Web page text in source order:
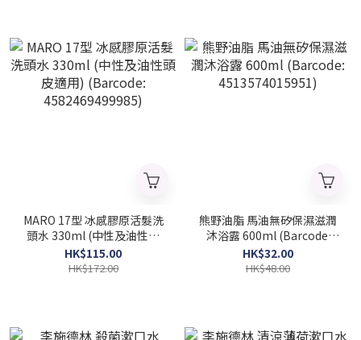
MARO 17型 冰感膠原活髮洗
頭水 330ml (中性及油性頭
皮適用) (Barcode:
4582469499985)
HK$115.00
HK$172.00
熊野油脂 馬油無矽保濕滋潤
沐浴露 600ml (Barcode:
4513574015951)
HK$32.00
HK$48.00